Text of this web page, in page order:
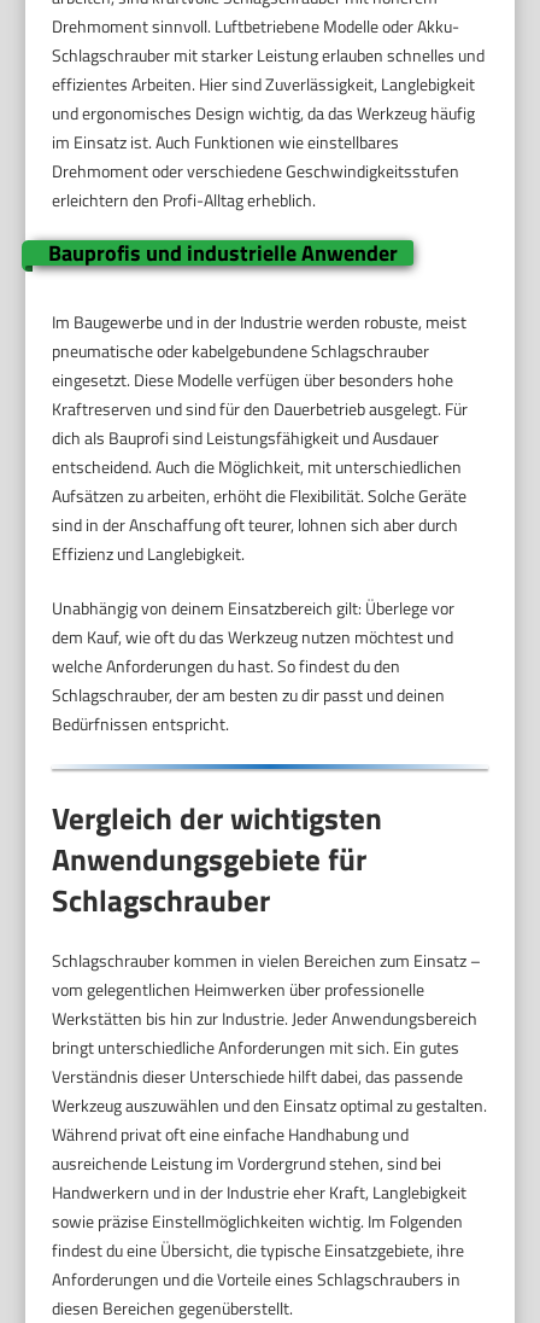
Drehmoment sinnvoll. Luftbetriebene Modelle oder Akku-
Schlagschrauber mit starker Leistung erlauben schnelles und
effizientes Arbeiten. Hier sind Zuverlässigkeit, Langlebigkeit
und ergonomisches Design wichtig, da das Werkzeug häufig
im Einsatz ist. Auch Funktionen wie einstellbares
Drehmoment oder verschiedene Geschwindigkeitsstufen
erleichtern den Profi-Alltag erheblich.
Bauprofis und industrielle Anwender
Im Baugewerbe und in der Industrie werden robuste, meist
pneumatische oder kabelgebundene Schlagschrauber
eingesetzt. Diese Modelle verfügen über besonders hohe
Kraftreserven und sind für den Dauerbetrieb ausgelegt. Für
dich als Bauprofi sind Leistungsfähigkeit und Ausdauer
entscheidend. Auch die Möglichkeit, mit unterschiedlichen
Aufsätzen zu arbeiten, erhöht die Flexibilität. Solche Geräte
sind in der Anschaffung oft teurer, lohnen sich aber durch
Effizienz und Langlebigkeit.
Unabhängig von deinem Einsatzbereich gilt: Überlege vor
dem Kauf, wie oft du das Werkzeug nutzen möchtest und
welche Anforderungen du hast. So findest du den
Schlagschrauber, der am besten zu dir passt und deinen
Bedürfnissen entspricht.
Vergleich der wichtigsten
Anwendungsgebiete für
Schlagschrauber
Schlagschrauber kommen in vielen Bereichen zum Einsatz –
vom gelegentlichen Heimwerken über professionelle
Werkstätten bis hin zur Industrie. Jeder Anwendungsbereich
bringt unterschiedliche Anforderungen mit sich. Ein gutes
Verständnis dieser Unterschiede hilft dabei, das passende
Werkzeug auszuwählen und den Einsatz optimal zu gestalten.
Während privat oft eine einfache Handhabung und
ausreichende Leistung im Vordergrund stehen, sind bei
Handwerkern und in der Industrie eher Kraft, Langlebigkeit
sowie präzise Einstellmöglichkeiten wichtig. Im Folgenden
findest du eine Übersicht, die typische Einsatzgebiete, ihre
Anforderungen und die Vorteile eines Schlagschraubers in
diesen Bereichen gegenüberstellt.